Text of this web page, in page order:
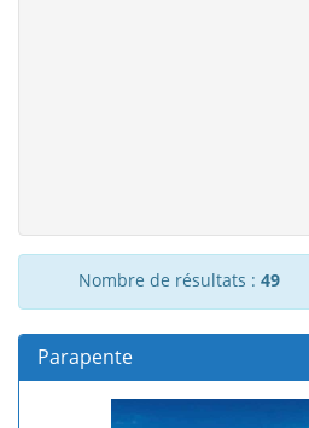
Nombre de résultats : 49
Parapente